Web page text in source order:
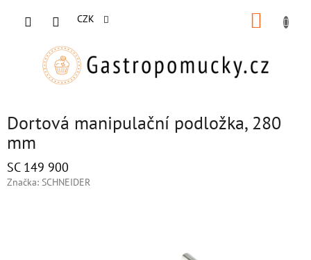
CZK
Dortová manipulační podložka, 280
mm
SC 149 900
Značka: SCHNEIDER